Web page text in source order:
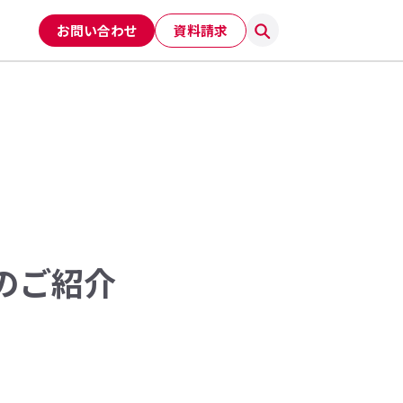
お問い合わせ 資料請求
ご紹介